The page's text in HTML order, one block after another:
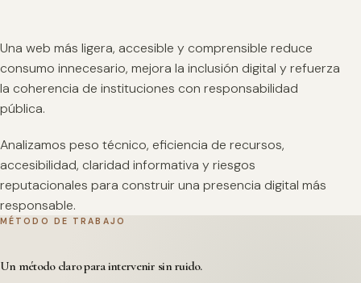
Una web más ligera, accesible y comprensible reduce
consumo innecesario, mejora la inclusión digital y refuerza
la coherencia de instituciones con responsabilidad
pública.
Analizamos peso técnico, eficiencia de recursos,
accesibilidad, claridad informativa y riesgos
reputacionales para construir una presencia digital más
responsable.
MÉTODO DE TRABAJO
Un método claro para intervenir sin ruido.